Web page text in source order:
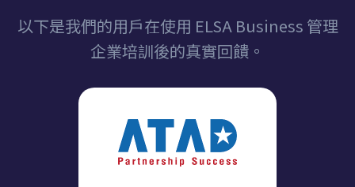
以下是我們的用戶在使用 ELSA Business 管理
企業培訓後的真實回饋。